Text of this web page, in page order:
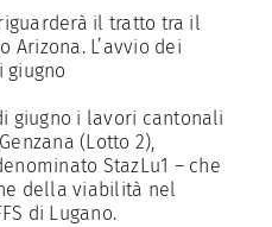
il tratto tra il
Arizona. L’avvio dei
giugno
giugno i lavori cantonali
(Lotto 2),
StazLu1 – che
della viabilità nel
di Lugano.